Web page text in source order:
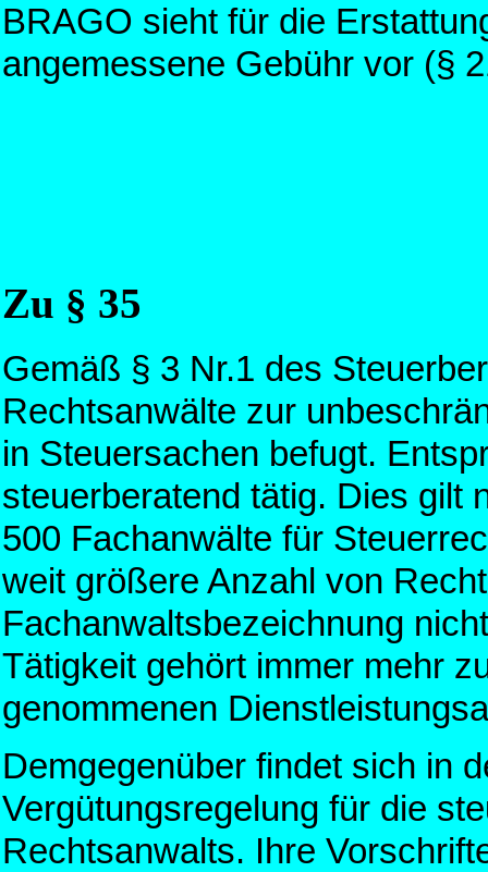
BRAGO sieht für die
angemessene Gebühr vor (§
Zu § 35
Gemäß § 3 Nr.1 des
Rechtsanwälte zur
in Steuersachen befugt.
steuerberatend tätig. Dies gilt
500 Fachanwälte für
weit größere Anzahl von
Fachanwaltsbezeichnung
Tätigkeit gehört immer mehr
genommenen
Demgegenüber findet sich in
Vergütungsregelung für die
Rechtsanwalts. Ihre